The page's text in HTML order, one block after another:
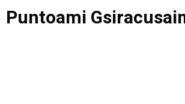
Saltar
alPuntoami